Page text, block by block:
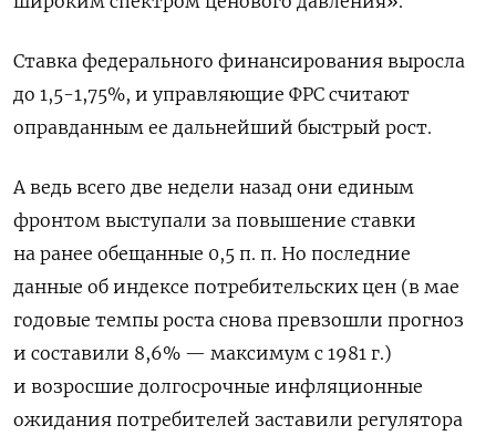
Ставка федерального финансирования выросла
до 1,5-1,75%, и управляющие ФРС считают
оправданным ее дальнейший быстрый рост.
А ведь всего две недели назад они единым
фронтом выступали за повышение ставки
на ранее обещанные 0,5 п. п. Но последние
данные об индексе потребительских цен (в мае
годовые темпы роста снова превзошли прогноз
и составили 8,6% — максимум с 1981 г.)
и возросшие долгосрочные инфляционные
ожидания потребителей заставили регулятора